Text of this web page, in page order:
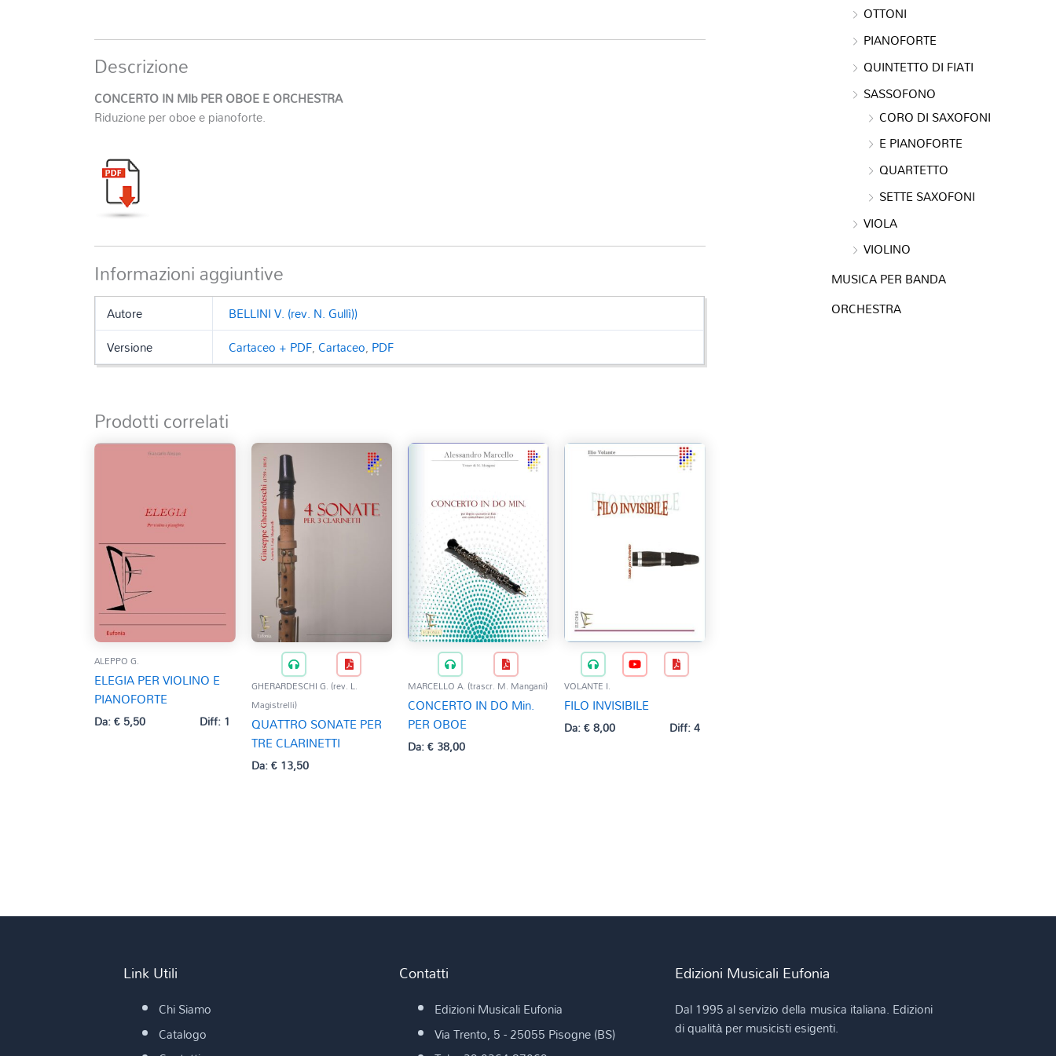
Descrizione
CONCERTO IN MIb PER OBOE E ORCHESTRA
Riduzione per oboe e pianoforte.
Informazioni aggiuntive
Autore
BELLINI V. (rev. N. Gullì))
Versione
Cartaceo + PDF,Cartaceo, PDF
Prodotti correlati
ALEPPO G.
ELEGIA PER VIOLINO E
PIANOFORTE
Da:€5,50 Diff: 1
GHERARDESCHI G. (rev. L.
Magistrelli)
QUATTRO SONATE PER
TRE CLARINETTI
Da:€13,50
MARCELLO A. (trascr. M. Mangani)
CONCERTO IN DO Min.
PER OBOE
Da:€38,00
VOLANTE I.
FILO INVISIBILE
Da:€8,00 Diff: 4
OTTONI
PIANOFORTE
QUINTETTO DI FIATI
SASSOFONO
CORO DI SAXOFONI
E PIANOFORTE
QUARTETTO
SETTE SAXOFONI
VIOLA
VIOLINO
MUSICA PER BANDA
ORCHESTRA
Link Utili
Chi Siamo
Catalogo
Contatti
Edizioni Musicali Eufonia
Via Trento, 5 - 25055 Pisogne (BS)
Edizioni Musicali Eufonia
Dal 1995 al servizio della musica italiana. Edizioni
di qualità per musicisti esigenti.